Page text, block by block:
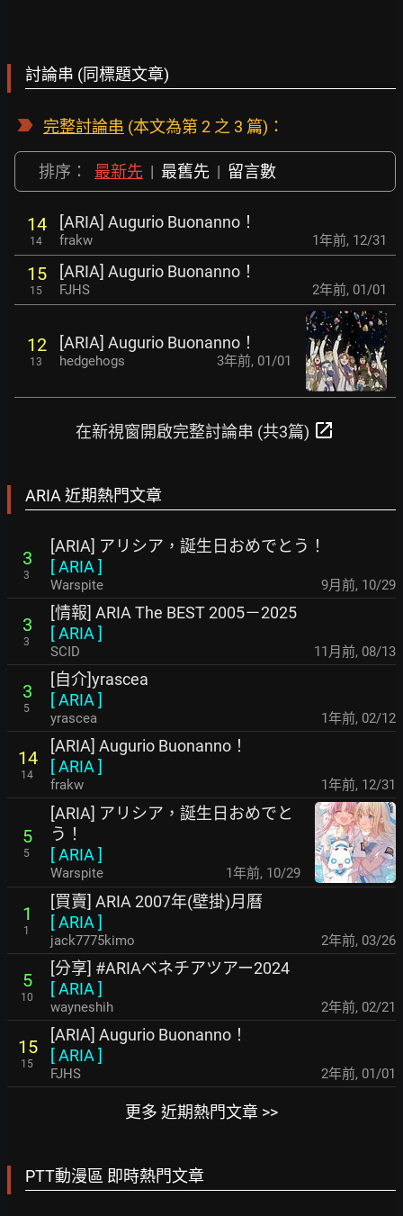
討論串 (同標題文章)
完整討論串 (本文為第 2 之 3 篇)：
排序： 最新先 | 最舊先 | 留言數
14
14
[ARIA] Augurio Buonanno！
frakw 1年前, 12/31
15
15
[ARIA] Augurio Buonanno！
FJHS 2年前, 01/01
12
13
[ARIA] Augurio Buonanno！
hedgehogs 3年前, 01/01
在新視窗開啟完整討論串 (共3篇) open_in_new
ARIA 近期熱門文章
3
3
[ARIA] アリシア，誕生日おめでとう！
[ARIA ]
Warspite 9月前, 10/29
3
3
[情報] ARIA The BEST 2005－2025
[ARIA ]
SCID 11月前, 08/13
3
5
[自介]yrascea
[ARIA ]
yrascea 1年前, 02/12
14
14
[ARIA] Augurio Buonanno！
[ARIA ]
frakw 1年前, 12/31
5
5
[ARIA] アリシア，誕生日おめでと
う！
[ARIA ]
Warspite 1年前, 10/29
1
1
[買賣] ARIA 2007年(壁掛)月曆
[ARIA ]
jack7775kimo 2年前, 03/26
5
10
[分享] #ARIAベネチアツアー2024
[ARIA ]
wayneshih 2年前, 02/21
15
15
[ARIA] Augurio Buonanno！
[ARIA ]
FJHS 2年前, 01/01
更多 近期熱門文章 >>
PTT動漫區 即時熱門文章